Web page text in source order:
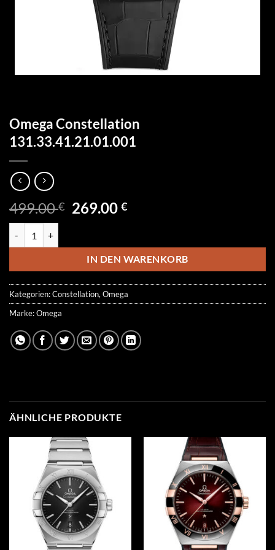
Omega Constellation
131.33.41.21.01.001
499.00€ Ursprünglicher
499.00 €
269.00€Aktueller
269.00 €.
IN DEN WARENKORB
Kategorien:Constellation, Omega
Marke:Omega
ÄHNLICHE PRODUKTE